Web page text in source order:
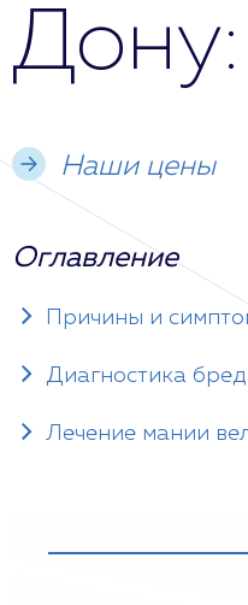
Наши цены
Оглавление
Причины и
Диагностика
Лечение мании